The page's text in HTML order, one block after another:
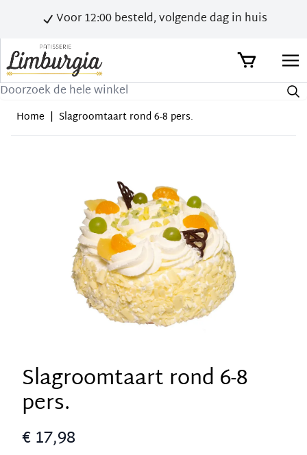
Voor 12:00 besteld, volgende dag in huis
Zoek
Home | Slagroomtaart rond 6-8 pers.
Slagroomtaart rond 6-8
pers.
€ 17,98